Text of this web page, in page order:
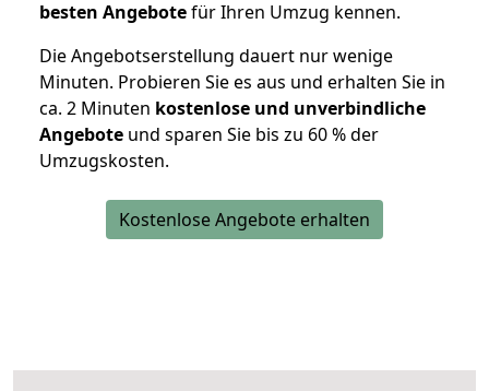
besten Angebotefür Ihren Umzug kennen.
Die Angebotserstellung dauert nur wenige
Minuten. Probieren Sie es aus und erhalten Sie in
ca. 2 Minuten kostenlose und unverbindliche
Angebote und sparen Sie bis zu 60 % der
Umzugskosten.
Kostenlose Angebote erhalten